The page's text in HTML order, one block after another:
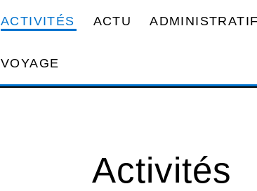
ACTIVITÉS ACTU ADMINISTRATIF
VOYAGE
Activités